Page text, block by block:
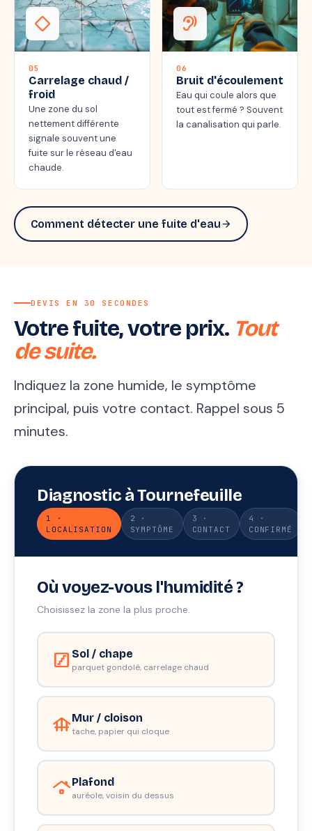
thermostat_carbon
05
Carrelage chaud /
froid
Une zone du sol
nettement différente
signale souvent une
fuite sur le réseau d'eau
chaude.
hearing
06
Bruit d'écoulement
Eau qui coule alors que
tout est fermé ? Souvent
la canalisation qui parle.
Comment détecter une fuite d'eauarrow_forward
DEVIS EN 30 SECONDES
Votre fuite, votre prix. Tout
de suite.
Indiquez la zone humide, le symptôme
principal, puis votre contact. Rappel sous 5
minutes.
Diagnostic à Tournefeuille
1 ·
LOCALISATION
2 ·
SYMPTÔME
3 ·
CONTACT
4 ·
CONFIRMÉ
Où voyez-vous l'humidité ?
Choisissez la zone la plus proche.
stairs Sol / chape
parquet gondolé, carrelage chaud
foundationMur / cloison
tache, papier qui cloque
roofingPlafond
auréole, voisin du dessus